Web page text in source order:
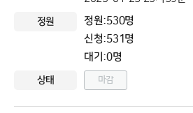
정원:530명
신청:531명
대기:0명
마감